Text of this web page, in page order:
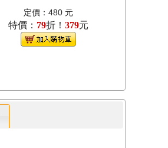
定價：480 元
特價： 79折！ 379元